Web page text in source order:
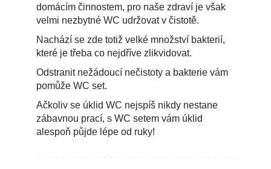
domácím činnostem, pro naše zdraví je však
velmi nezbytné WC udržovat v čistotě.
Nachází se zde totiž velké množství bakterií,
které je třeba co nejdříve zlikvidovat.
Odstranit nežádoucí nečistoty a bakterie vám
pomůže WC set.
Ačkoliv se úklid WC nejspíš nikdy nestane
zábavnou prací, s WC setem vám úklid
alespoň půjde lépe od ruky!